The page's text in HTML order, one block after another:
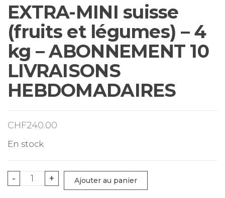
EXTRA-MINI suisse
(fruits et légumes) – 4
kg – ABONNEMENT 10
LIVRAISONS
HEBDOMADAIRES
CHF240.00
En stock
-
quantité
+ Ajouter au panier